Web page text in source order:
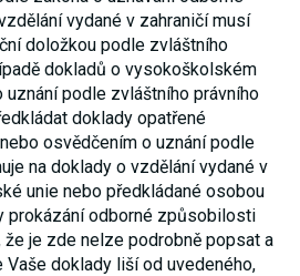
vydané v zahraničí musí
doložkou podle zvláštního
dokladů o vysokoškolském
podle zvláštního právního
doklady opatřené
osvědčením o uznání podle
na doklady o vzdělání vydané v
unie nebo předkládané osobou
prokázání odborné způsobilosti
je zde nelze podrobně popsat a
Vaše doklady liší od uvedeného,